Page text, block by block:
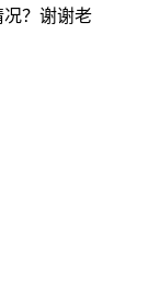
？谢谢老